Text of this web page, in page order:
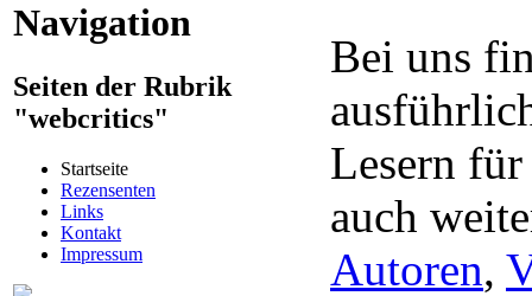
Navigation
Seiten der Rubrik
"webcritics"
Startseite
Rezensenten
Links
Kontakt
Impressum
Bei uns
Lesern für
auch
Autoren,